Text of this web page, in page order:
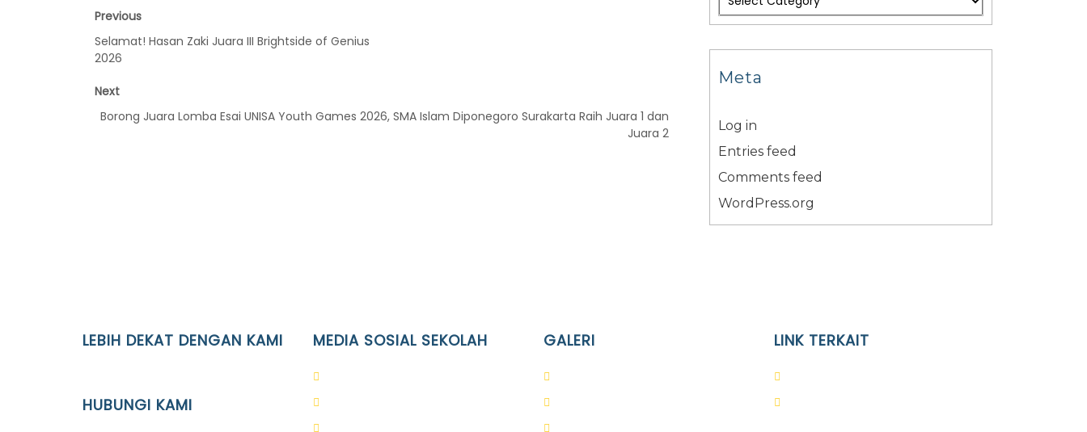
Previous
Selamat! Hasan Zaki Juara III Brightside of Genius
2026
Next
Borong Juara Lomba Esai UNISA Youth Games 2026, SMA Islam Diponegoro Surakarta Raih Juara 1 dan
Juara 2
Meta
Log in
Entries feed
Comments feed
WordPress.org
LEBIH DEKAT DENGAN KAMI
HUBUNGI KAMI
MEDIA SOSIAL SEKOLAH GALERI LINK TERKAIT